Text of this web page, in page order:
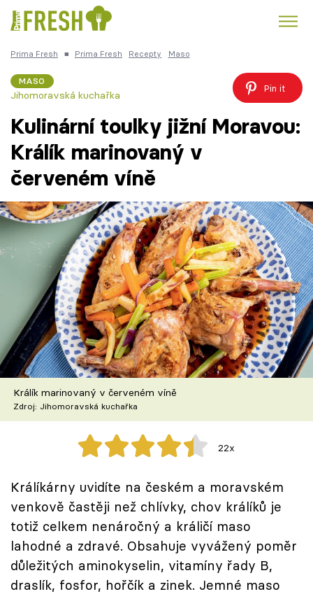
Česká kuchyně Čokoláda
Témata
Recepty
Články
TV Program
Škola vaření
Recepty z TV
Speciál: Cuketa
Těhotnej kuchař
Přihlášení
Sledujte nás
Prima Fresh ■ Prima Fresh Recepty Maso
MASO
Jihomoravská kuchařka
Pin it
Kulinární toulky jižní Moravou:
Králík marinovaný v
červeném víně
Králík marinovaný v červeném víně
Zdroj: Jihomoravská kuchařka
22x
Králíkárny uvidíte na českém a moravském
venkově častěji než chlívky, chov králíků je
totiž celkem nenáročný a králičí maso
lahodné a zdravé. Obsahuje vyvážený poměr
důležitých aminokyselin, vitamíny řady B,
draslík, fosfor, hořčík a zinek. Jemné maso